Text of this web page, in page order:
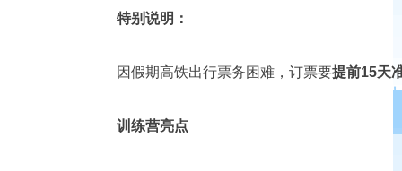
特别说明：
因假期高铁出行票务困难，订票要提前15天
训练营亮点